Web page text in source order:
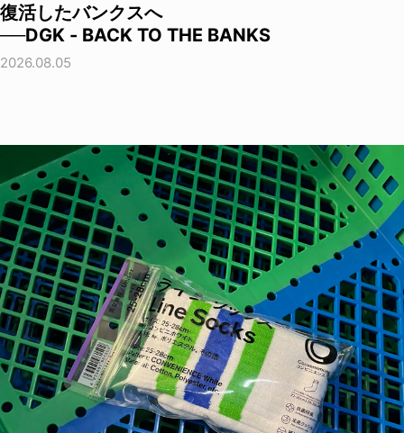
復活したバンクスへ
──DGK - BACK TO THE BANKS
2026.08.05